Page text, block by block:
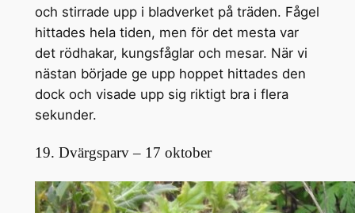
och stirrade upp i bladverket på träden. Fågel
hittades hela tiden, men för det mesta var
det rödhakar, kungsfåglar och mesar. När vi
nästan började ge upp hoppet hittades den
dock och visade upp sig riktigt bra i flera
sekunder.
19. Dvärgsparv – 17 oktober